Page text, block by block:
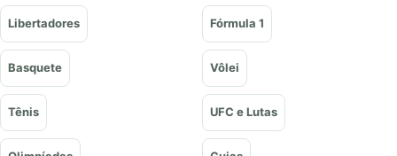
Libertadores Fórmula 1
Basquete Vôlei
Tênis UFC e Lutas